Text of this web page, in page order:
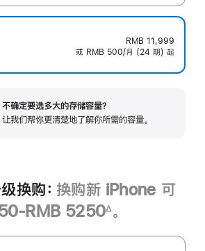
RMB 11,999
或 RMB 500/月 (24 期) 起
不确定要选多大的存储容量？
让我们帮你更清楚地了解你所需的容‍量‍。
换购： 换购新 iPhone 可
RMB 5250∆。